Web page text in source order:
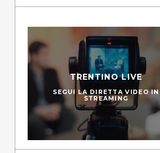
TRENTINO LIVE
SEGUI LA DIRETTA VIDEO IN
STREAMING